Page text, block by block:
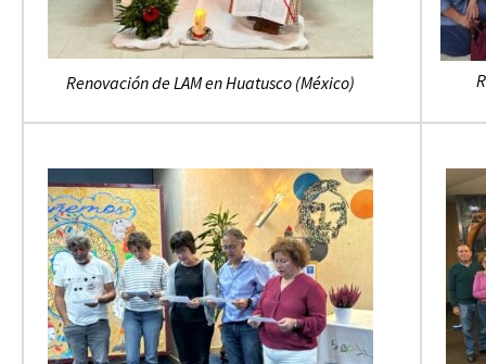
Renovación de LAM en Huatusco (México)